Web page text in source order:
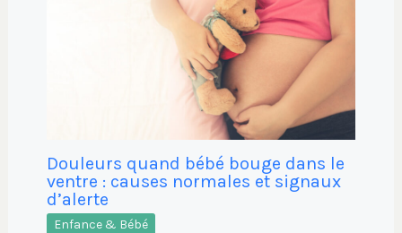
Douleurs quand bébé bouge dans le
ventre : causes normales et signaux
d’alerte
Enfance & Bébé